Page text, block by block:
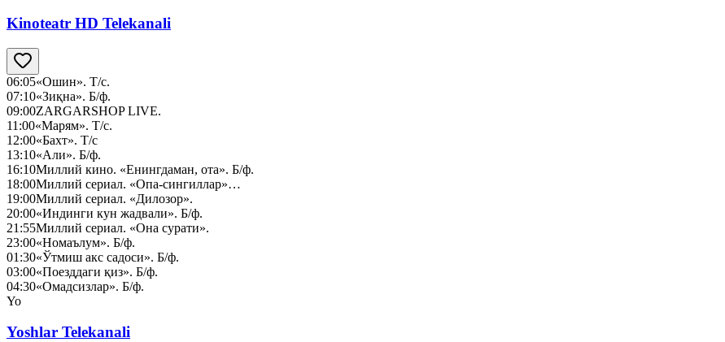
Kinoteatr HD Telekanali
06:05«Ошин». Т/с.
07:10«Зиқна». Б/ф.
09:00ZARGARSHOP LIVE.
11:00«Марям». Т/с.
12:00«Бахт». Т/с
13:10«Али». Б/ф.
16:10Миллий кино. «Енингдаман, ота». Б/ф.
18:00Миллий сериал. «Опа-сингиллар»…
19:00Миллий сериал. «Дилозор».
20:00«Индинги кун жадвали». Б/ф.
21:55Миллий сериал. «Она сурати».
23:00«Номаълум». Б/ф.
01:30«Ўтмиш акс садоси». Б/ф.
03:00«Поезддаги қиз». Б/ф.
04:30«Омадсизлар». Б/ф.
Yo
Yoshlar Telekanali